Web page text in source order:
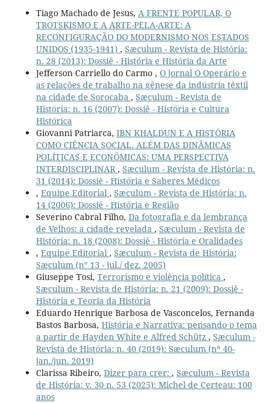
Tiago Machado de Jesus, A FRENTE POPULAR, O
TROTSKISMO E A ARTE-PELA-ARTE: A
RECONFIGURAÇÃO DO MODERNISMO NOS ESTADOS
UNIDOS (1935-1941) , Sæculum - Revista de História:
n. 28 (2013): Dossiê - História e História da Arte
Jefferson Carriello do Carmo , O jornal O Operário e
as relações de trabalho na gênese da indústria têxtil
na cidade de Sorocaba , Sæculum - Revista de
História: n. 16 (2007): Dossiê - História e Cultura
Histórica
Giovanni Patriarca, IBN KHALDUN E A HISTÓRIA
COMO CIÊNCIA SOCIAL. ALÉM DAS DINÂMICAS
POLÍTICAS E ECONÔMICAS: UMA PERSPECTIVA
INTERDISCIPLINAR , Sæculum - Revista de História: n.
31 (2014): Dossiê - História e Saberes Médicos
, Equipe Editorial , Sæculum - Revista de História: n.
14 (2006): Dossiê - História e Região
Severino Cabral Filho, Da fotografia e da lembrança
de Velhos: a cidade revelada , Sæculum - Revista de
História: n. 18 (2008): Dossiê - História e Oralidades
, Equipe Editorial , Sæculum - Revista de História:
Sæculum (n° 13 - jul./ dez. 2005)
Giuseppe Tosi, Terrorismo e violência política ,
Sæculum - Revista de História: n. 21 (2009): Dossiê -
História e Teoria da História
Eduardo Henrique Barbosa de Vasconcelos, Fernanda
Bastos Barbosa, História e Narrativa: pensando o tema
a partir de Hayden White e Alfred Schütz , Sæculum -
Revista de História: n. 40 (2019): Sæculum (nº 40-
jan./jun. 2019)
Clarissa Ribeiro, Dizer para crer: , Sæculum - Revista
de História: v. 30 n. 53 (2025): Michel de Certeau: 100
anos